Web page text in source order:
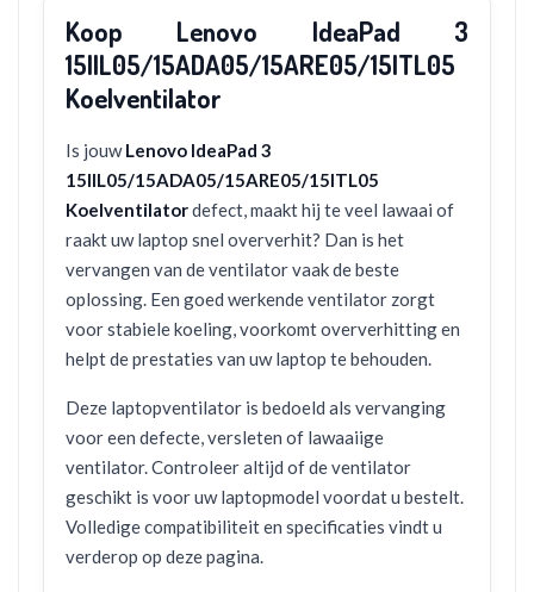
Koop Lenovo IdeaPad 3
15IIL05/15ADA05/15ARE05/15ITL05
Koelventilator
Is jouwLenovo IdeaPad 3
15IIL05/15ADA05/15ARE05/15ITL05
Koelventilatordefect, maakt hij te veel lawaai of
raakt uw laptop snel oververhit? Dan is het
vervangen van de ventilator vaak de beste
oplossing. Een goed werkende ventilator zorgt
voor stabiele koeling, voorkomt oververhitting en
helpt de prestaties van uw laptop te behouden.
Deze laptopventilator is bedoeld als vervanging
voor een defecte, versleten of lawaaiige
ventilator. Controleer altijd of de ventilator
geschikt is voor uw laptopmodel voordat u bestelt.
Volledige compatibiliteit en specificaties vindt u
verderop op deze pagina.